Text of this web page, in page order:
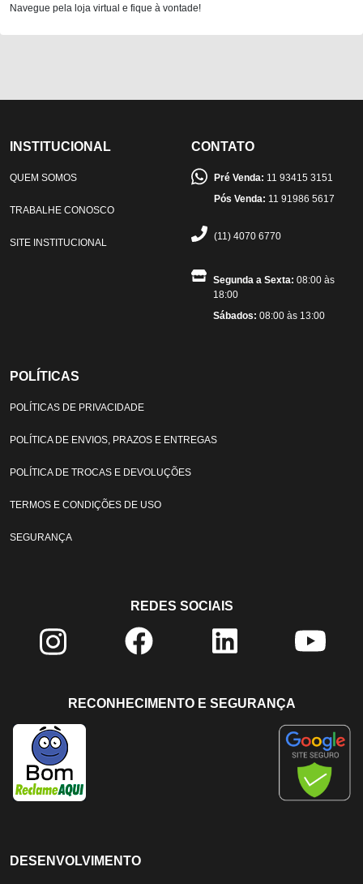
Navegue pela loja virtual e fique à vontade!
INSTITUCIONAL
QUEM SOMOS
TRABALHE CONOSCO
SITE INSTITUCIONAL
CONTATO
Pré Venda: 11 93415 3151
Pós Venda: 11 91986 5617
(11) 4070 6770
Segunda a Sexta: 08:00 às
18:00
Sábados: 08:00 às 13:00
POLÍTICAS
POLÍTICAS DE PRIVACIDADE
POLÍTICA DE ENVIOS, PRAZOS E ENTREGAS
POLÍTICA DE TROCAS E DEVOLUÇÕES
TERMOS E CONDIÇÕES DE USO
SEGURANÇA
REDES SOCIAIS
RECONHECIMENTO E SEGURANÇA
DESENVOLVIMENTO